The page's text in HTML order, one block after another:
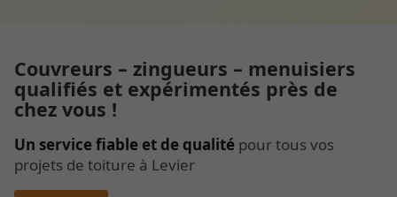
Couvreurs – zingueurs – menuisiers
qualifiés et expérimentés près de
chez vous !
Un service fiable et de qualité pour tous vos
projets de toiture à Levier